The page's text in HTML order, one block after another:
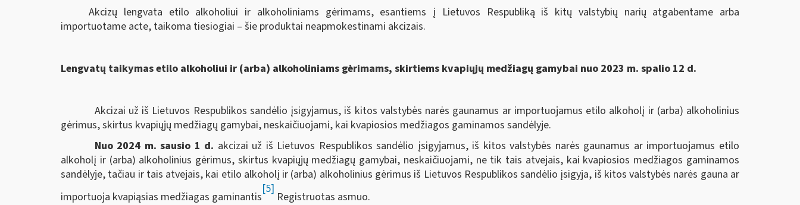
Akcizų lengvata etilo alkoholiui ir alkoholiniams gėrimams, esantiems į Lietuvos Respubliką iš kitų valstybių narių atgabentame arba
importuotame acte, taikoma tiesiogiai – šie produktai neapmokestinami akcizais.
Lengvatų taikymas etilo alkoholiui ir (arba) alkoholiniams gėrimams, skirtiems kvapiųjų medžiagų gamybai nuo 2023 m. spalio 12 d.
Akcizai už iš Lietuvos Respublikos sandėlio įsigyjamus, iš kitos valstybės narės gaunamus ar importuojamus etilo alkoholį ir (arba) alkoholinius
gėrimus, skirtus kvapiųjų medžiagų gamybai, neskaičiuojami, kai kvapiosios medžiagos gaminamos sandėlyje.
Nuo 2024 m. sausio 1 d. akcizai už iš Lietuvos Respublikos sandėlio įsigyjamus, iš kitos valstybės narės gaunamus ar importuojamus etilo
alkoholį ir (arba) alkoholinius gėrimus, skirtus kvapiųjų medžiagų gamybai, neskaičiuojami, ne tik tais atvejais, kai kvapiosios medžiagos gaminamos
sandėlyje, tačiau ir tais atvejais, kai etilo alkoholį ir (arba) alkoholinius gėrimus iš Lietuvos Respublikos sandėlio įsigyja, iš kitos valstybės narės gauna ar
importuoja kvapiąsias medžiagas gaminantis
[5]
Registruotas asmuo.